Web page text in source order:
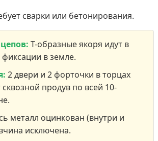
сварки или бетонирования.
Т-образные якоря идут в
в земле.
2 двери и 2 форточки в торцах
продув по всей 10-
металл оцинкован (внутри и
исключена.